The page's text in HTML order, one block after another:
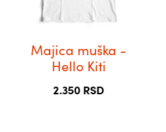
Majica muška -
Hello Kiti
2.350 RSD
Опције
могу
бити
изабране
страници